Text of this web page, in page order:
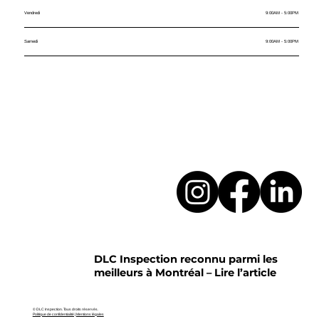
DLC Inspection reconnu parmi les
meilleurs à Montréal – Lire l’article
Vendredi 9:00AM - 5:00PM
Samedi 9:00AM - 5:00PM
© DLC Inspection. Tous droits réservés.
Politique de confidentialité | Mentions légales